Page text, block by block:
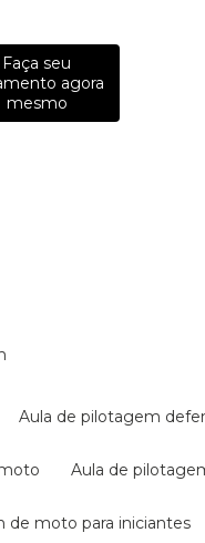
Faça seu
agora
mesmo
aula de pilotagem
aula de
de moto para iniciantes